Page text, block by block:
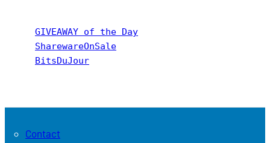
GIVEAWAY of the Day
SharewareOnSale
BitsDuJour
Contact